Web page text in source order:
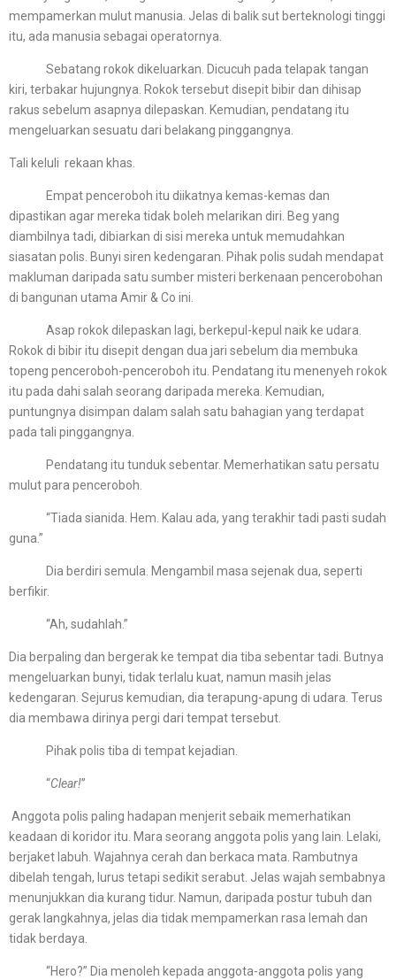
mempamerkan mulut manusia. Jelas di balik sut berteknologi tinggi
itu, ada manusia sebagai operatornya.
Sebatang rokok dikeluarkan. Dicucuh pada telapak tangan
kiri, terbakar hujungnya. Rokok tersebut disepit bibir dan dihisap
rakus sebelum asapnya dilepaskan. Kemudian, pendatang itu
mengeluarkan sesuatu dari belakang pinggangnya.
Tali keluli rekaan khas.
Empat penceroboh itu diikatnya kemas-kemas dan
dipastikan agar mereka tidak boleh melarikan diri. Beg yang
diambilnya tadi, dibiarkan di sisi mereka untuk memudahkan
siasatan polis. Bunyi siren kedengaran. Pihak polis sudah mendapat
makluman daripada satu sumber misteri berkenaan pencerobohan
di bangunan utama Amir & Co ini.
Asap rokok dilepaskan lagi, berkepul-kepul naik ke udara.
Rokok di bibir itu disepit dengan dua jari sebelum dia membuka
topeng penceroboh-penceroboh itu. Pendatang itu menenyeh rokok
itu pada dahi salah seorang daripada mereka. Kemudian,
puntungnya disimpan dalam salah satu bahagian yang terdapat
pada tali pinggangnya.
Pendatang itu tunduk sebentar. Memerhatikan satu persatu
mulut para penceroboh.
“Tiada sianida. Hem. Kalau ada, yang terakhir tadi pasti sudah
guna.”
Dia berdiri semula. Mengambil masa sejenak dua, seperti
berfikir.
“Ah, sudahlah.”
Dia berpaling dan bergerak ke tempat dia tiba sebentar tadi. Butnya
mengeluarkan bunyi, tidak terlalu kuat, namun masih jelas
kedengaran. Sejurus kemudian, dia terapung-apung di udara. Terus
dia membawa dirinya pergi dari tempat tersebut.
Pihak polis tiba di tempat kejadian.
“Clear!”
Anggota polis paling hadapan menjerit sebaik memerhatikan
keadaan di koridor itu. Mara seorang anggota polis yang lain. Lelaki,
berjaket labuh. Wajahnya cerah dan berkaca mata. Rambutnya
dibelah tengah, lurus tetapi sedikit serabut. Jelas wajah sembabnya
menunjukkan dia kurang tidur. Namun, daripada postur tubuh dan
gerak langkahnya, jelas dia tidak mempamerkan rasa lemah dan
tidak berdaya.
“Hero?” Dia menoleh kepada anggota-anggota polis yang